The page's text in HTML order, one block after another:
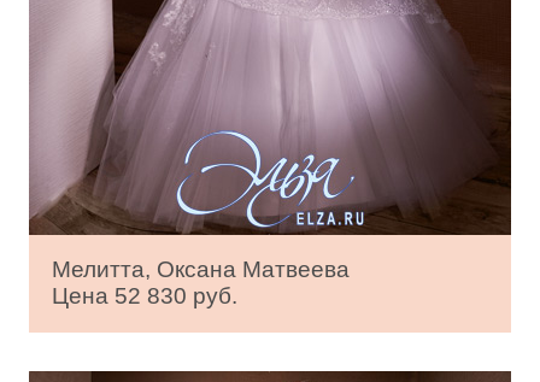
Мелитта, Оксана Матвеева
Цена 52 830 руб.